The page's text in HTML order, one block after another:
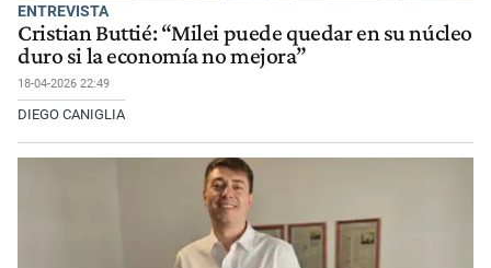
ENTREVISTA
Cristian Buttié: “Milei puede quedar en su núcleo
duro si la economía no mejora”
18-04-2026 22:49
DIEGO CANIGLIA